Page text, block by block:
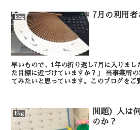
blog 7月の利用
早いもので、1年の折り返し7月に入りました。 「2024年初頭
た目標に近づけていますか？」 当事業所の利用者さんにも後日聞い
てみたいと思っています。このブログをご
blog
問題）人は
のか？